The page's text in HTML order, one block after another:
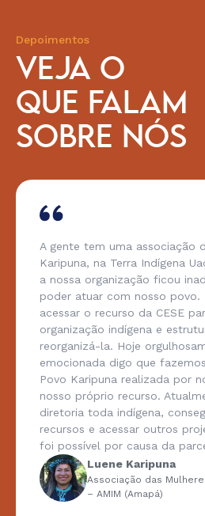
Depoimentos
VEJA O
QUE FALAM
SOBRE NÓS
A gente tem uma associação
Karipuna, na Terra Indígena
a nossa organização ficou
poder atuar com nosso povo.
acessar o recurso da CESE
organização indígena e
reorganizá-la. Hoje
emocionada digo que
Povo Karipuna realizada por
nosso próprio recurso.
diretoria toda indígena,
recursos e acessar outros
foi possível por causa da
Luene Karipuna
Associação das
– AMIM (Amapá)